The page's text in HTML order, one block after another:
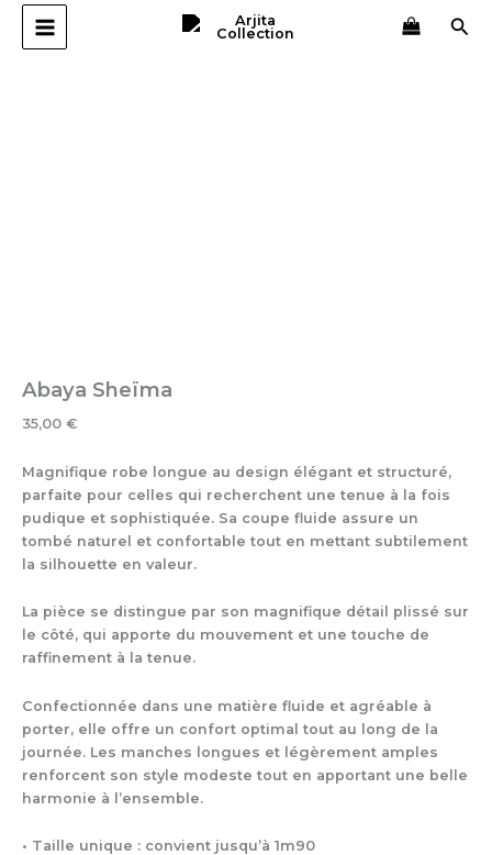
Aller
Abaya Sheïma
35,00 €
Magnifique robe longue au design élégant et structuré,
parfaite pour celles qui recherchent une tenue à la fois
pudique et sophistiquée. Sa coupe fluide assure un
tombé naturel et confortable tout en mettant subtilement
la silhouette en valeur.
La pièce se distingue par son magnifique détail plissé sur
le côté, qui apporte du mouvement et une touche de
raffinement à la tenue.
Confectionnée dans une matière fluide et agréable à
porter, elle offre un confort optimal tout au long de la
journée. Les manches longues et légèrement amples
renforcent son style modeste tout en apportant une belle
harmonie à l’ensemble.
• Taille unique : convient jusqu’à 1m90
quantité
de
Abaya